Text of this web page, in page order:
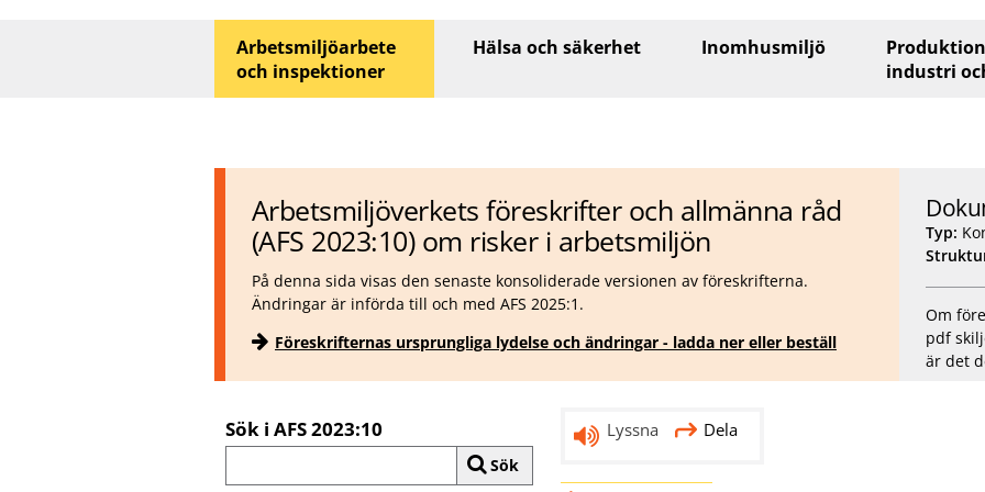
Arbetsmiljöarbete
och inspektioner
Hälsa och säkerhet Inomhusmiljö
industri
Arbetsmiljöverkets föreskrifter och allmänna råd
(AFS 2023:10) om risker i arbetsmiljön
På denna sida visas den senaste konsoliderade versionen av föreskrifterna.
Ändringar är införda till och med AFS 2025:1.
Föreskrifternas ursprungliga lydelse och ändringar - ladda ner eller beställ
Typ:
Om
pdf
är det
Sök i AFS 2023:10
Sök
Lyssna Dela